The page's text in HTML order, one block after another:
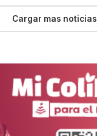
Cargar mas noticias